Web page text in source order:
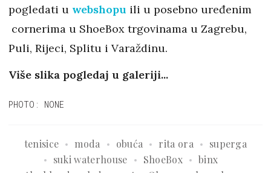
pogledati u webshopu ili u posebno uređenim
cornerima u ShoeBox trgovinama u Zagrebu,
Puli, Rijeci, Splitu i Varaždinu.
Više slika pogledaj u galeriji...
PHOTO: NONE
tenisice moda obuća rita ora
superga
suki waterhouse
ShoeBox
binx